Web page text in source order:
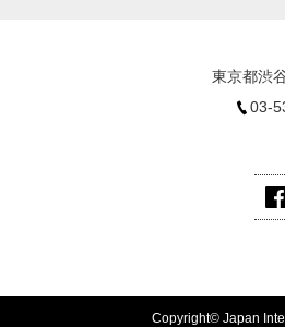
東京都渋
03-
Copyright© Japan